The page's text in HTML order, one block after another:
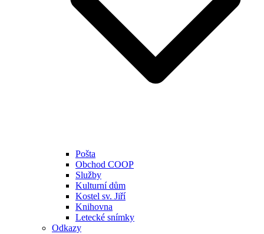
Pošta
Obchod COOP
Služby
Kulturní dům
Kostel sv. Jiří
Knihovna
Letecké snímky
Odkazy